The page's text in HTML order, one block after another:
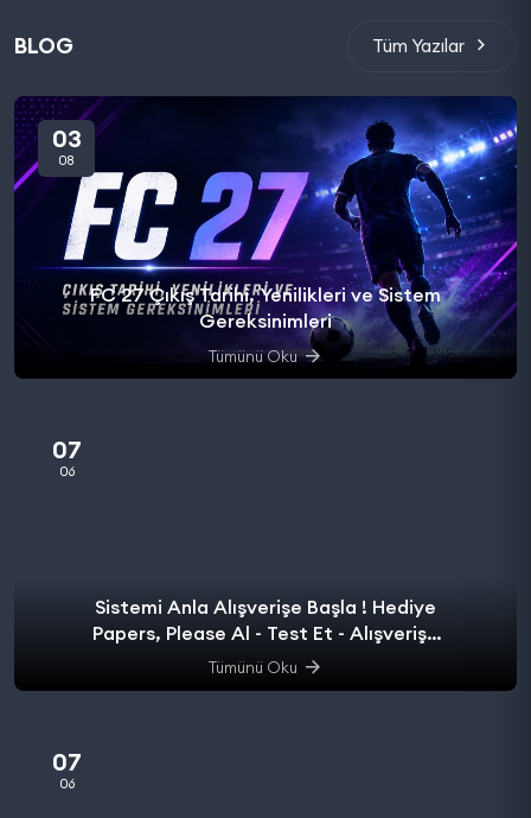
BLOG Tüm Yazılar
03
08
FC 27 Çıkış Tarihi, Yenilikleri ve Sistem
Gereksinimleri
Tümünü Oku
07
06
Sistemi Anla Alışverişe Başla ! Hediye
Papers, Please Al - Test Et - Alışverişe
başla.
Tümünü Oku
07
06